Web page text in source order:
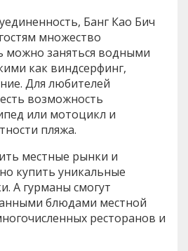
Банг Као Бич
множество
можно заняться водными
как виндсерфинг,
Для любителей
возможность
или мотоцикл и
пляжа.
местные рынки и
купить уникальные
А гурманы смогут
блюдами местной
ресторанов и